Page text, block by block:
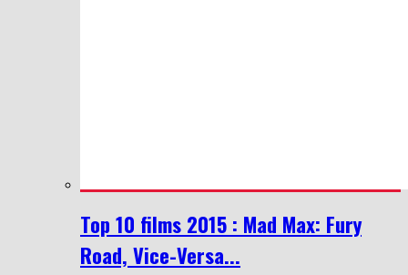
Top 10 films 2015 : Mad Max: Fury
Road, Vice-Versa...